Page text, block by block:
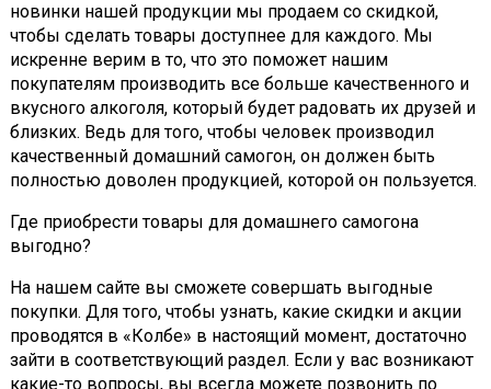
новинки нашей продукции мы продаем со скидкой,
чтобы сделать товары доступнее для каждого. Мы
искренне верим в то, что это поможет нашим
покупателям производить все больше качественного и
вкусного алкоголя, который будет радовать их друзей и
близких. Ведь для того, чтобы человек производил
качественный домашний самогон, он должен быть
полностью доволен продукцией, которой он пользуется.
Где приобрести товары для домашнего самогона
выгодно?
На нашем сайте вы сможете совершать выгодные
покупки. Для того, чтобы узнать, какие скидки и акции
проводятся в «Колбе» в настоящий момент, достаточно
зайти в соответствующий раздел. Если у вас возникают
какие-то вопросы, вы всегда можете позвонить по